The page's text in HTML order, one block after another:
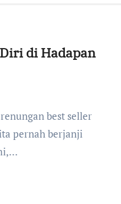
di Hadapan
pernah berjanji